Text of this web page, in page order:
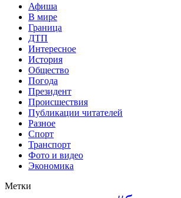
Афиша
В мире
Граница
ДТП
Интересное
История
Общество
Погода
Президент
Происшествия
Публикации читателей
Разное
Спорт
Транспорт
Фото и видео
Экономика
Метки